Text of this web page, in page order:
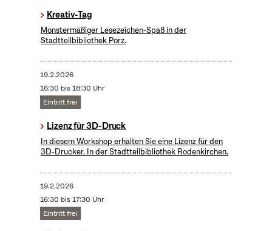
Kreativ-Tag
Monstermäßiger Lesezeichen-Spaß in der
Stadtteilbibliothek Porz.
19.2.2026
16:30 bis 18:30 Uhr
Eintritt frei
Lizenz für 3D-Druck
In diesem Workshop erhalten Sie eine Lizenz für den
3D-Drucker. In der Stadtteilbibliothek Rodenkirchen.
19.2.2026
16:30 bis 17:30 Uhr
Eintritt frei